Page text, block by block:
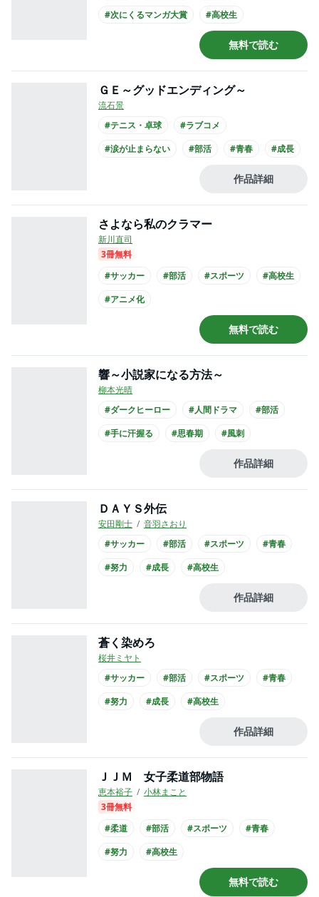
#次にくるマンガ大賞
#高校生
#書店員が選んだコミック
無料で読む
ＧＥ～グッドエンディング～
流石景
#テニス・卓球
#ラブコメ
#涙が止まらない
#部活 #青春
#成長
作品詳細
さよなら私のクラマー
新川直司
3冊無料
#サッカー
#部活 #スポーツ
#高校生
#アニメ化
無料で読む
響～小説家になる方法～
柳本光晴
#ダークヒーロー
#人間ドラマ
#部活
#手に汗握る
#思春期
#風刺
#俺マン
作品詳細
ＤＡＹＳ外伝
安田剛士
音羽さおり
#サッカー
#部活 #スポーツ
#青春
#努力
#成長 #高校生
作品詳細
蒼く染めろ
桜井ミヤト
#サッカー
#部活 #スポーツ
#青春
#努力
#成長 #高校生
作品詳細
ＪＪＭ 女子柔道部物語
恵本裕子
小林まこと
3冊無料
#柔道
#部活 #スポーツ
#青春
#努力
#高校生
無料で読む